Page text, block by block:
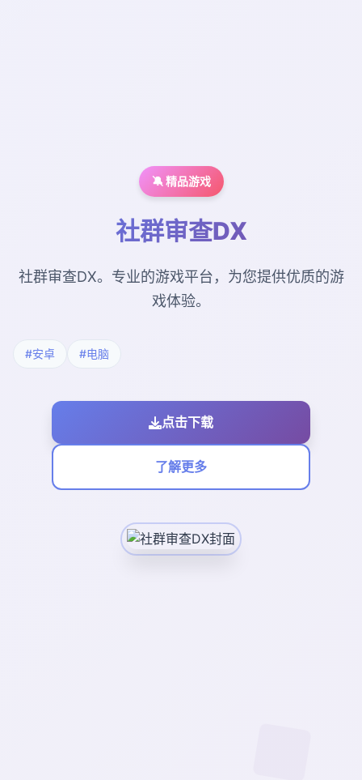
🔕 精品游戏
社群审查DX
社群审查DX。专业的游戏平台，为您提供优质的游
戏体验。
#安卓 #电脑
点击下载
了解更多